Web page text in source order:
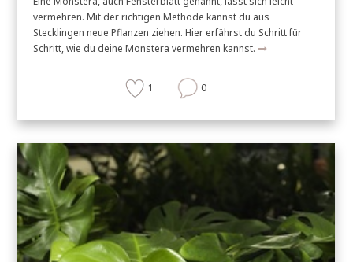
vermehren. Mit der richtigen Methode kannst du aus
Stecklingen neue Pflanzen ziehen. Hier erfährst du Schritt für
Schritt, wie du deine Monstera vermehren kannst.
1 0